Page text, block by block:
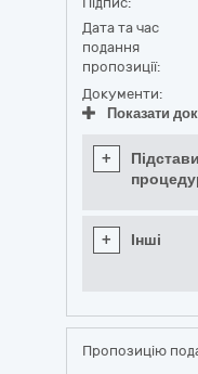
Дата та час
подання
пропозиції:
Документи:
Показати
+
+ Інші
Пропозицію